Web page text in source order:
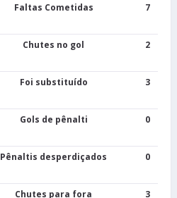
Faltas Cometidas 7
Chutes no gol 2
Foi substituído 3
Gols de pênalti 0
Pênaltis desperdiçados 0
Chutes para fora 3